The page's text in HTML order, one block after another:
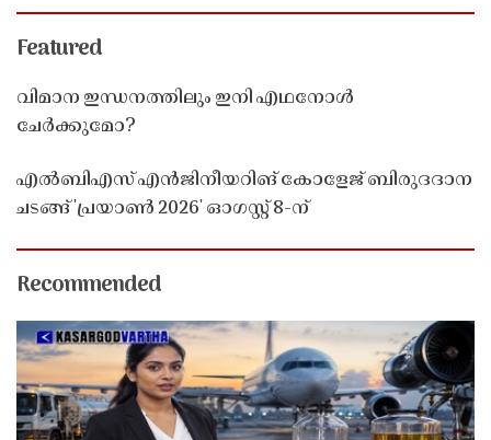
Featured
വിമാന ഇന്ധനത്തിലും ഇനി എഥനോൾ
ചേർക്കുമോ?
എൽബിഎസ് എൻജിനീയറിങ് കോളേജ് ബിരുദദാന
ചടങ്ങ് 'പ്രയാൺ 2026' ഓഗസ്റ്റ് 8-ന്
Recommended